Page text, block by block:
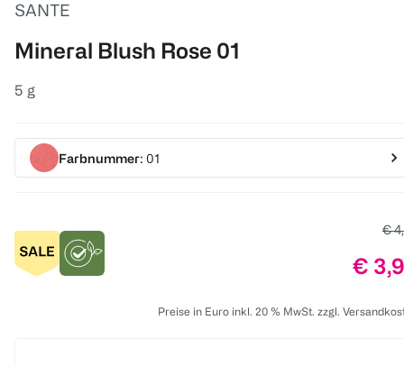
SANTE
Mineral Blush Rose 01
5 g
Farbnummer: 01
€
€
Preise in Euro inkl. 20 % MwSt. zzgl.